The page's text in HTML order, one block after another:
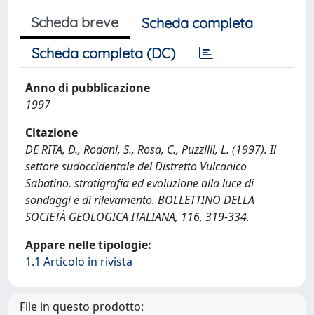
Scheda breve
Scheda completa
Scheda completa (DC)
Anno di pubblicazione
1997
Citazione
DE RITA, D., Rodani, S., Rosa, C., Puzzilli, L. (1997). Il
settore sudoccidentale del Distretto Vulcanico
Sabatino. stratigrafia ed evoluzione alla luce di
sondaggi e di rilevamento. BOLLETTINO DELLA
SOCIETÀ GEOLOGICA ITALIANA, 116, 319-334.
Appare nelle tipologie:
1.1 Articolo in rivista
File in questo prodotto: